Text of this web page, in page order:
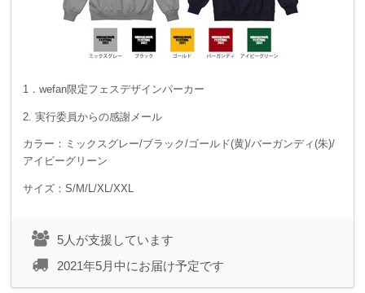
1．wefan限定フェスデザインパーカー
2. 実行委員からの感謝メール
カラー：ミックスグレー/ブラック/ゴールド(黄)/バーガンディ(朱)/
アイビーグリーン
サイズ：S/M/L/XL/XXL
5人が支援しています
2021年5月中にお届け予定です